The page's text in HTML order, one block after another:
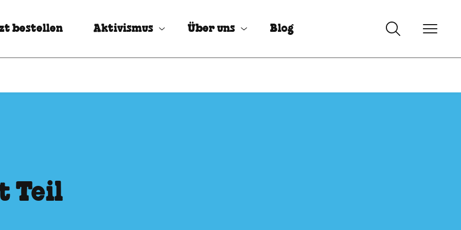
bestellen Aktivismus Über uns Blog
Teil